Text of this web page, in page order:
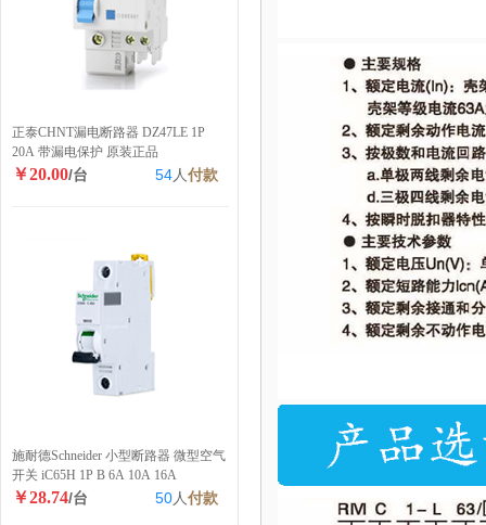
正泰CHNT漏电断路器 DZ47LE 1P
20A 带漏电保护 原装正品
￥20.00/台 54人付款
施耐德Schneider 小型断路器 微型空气
开关 iC65H 1P B 6A 10A 16A
￥28.74/台 50人付款